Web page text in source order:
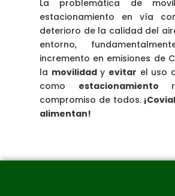
La problemática de
estacionamiento en vía
deterioro de la calidad del
entorno,
incremento en emisiones de
la movilidady evitar el uso
como estacionamiento
compromiso de todos.
alimentan!